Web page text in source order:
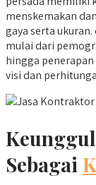
menskemakan
gaya serta
mulai dari
hingga
visi dan
Sebagai